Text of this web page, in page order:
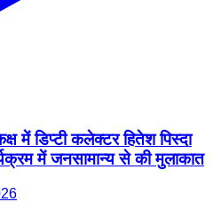
में डिप्टी कलेक्टर हितेश पिस्दा
में जनसामान्य से की मुलाकात